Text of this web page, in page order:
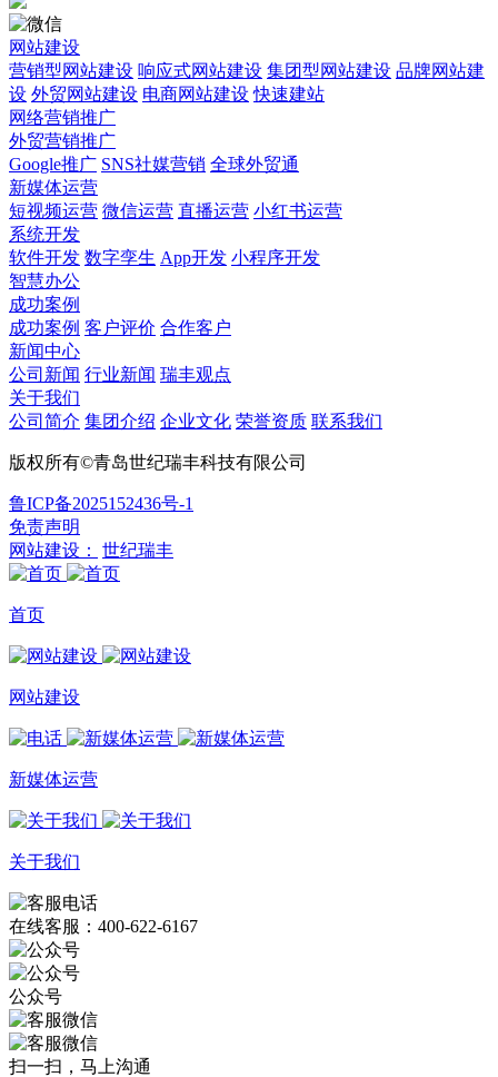
网站建设
营销型网站建设 响应式网站建设 集团型网站建设 品牌网站建
设 外贸网站建设 电商网站建设 快速建站
网络营销推广
外贸营销推广
Google推广 SNS社媒营销 全球外贸通
新媒体运营
短视频运营 微信运营 直播运营 小红书运营
系统开发
软件开发 数字孪生 App开发 小程序开发
智慧办公
成功案例
成功案例 客户评价 合作客户
新闻中心
公司新闻 行业新闻 瑞丰观点
关于我们
公司简介 集团介绍 企业文化 荣誉资质 联系我们
版权所有©青岛世纪瑞丰科技有限公司
鲁ICP备2025152436号-1
免责声明
网站建设：
世纪瑞丰
首页
网站建设
新媒体运营
关于我们
在线客服：400-622-6167
公众号
扫一扫，马上沟通